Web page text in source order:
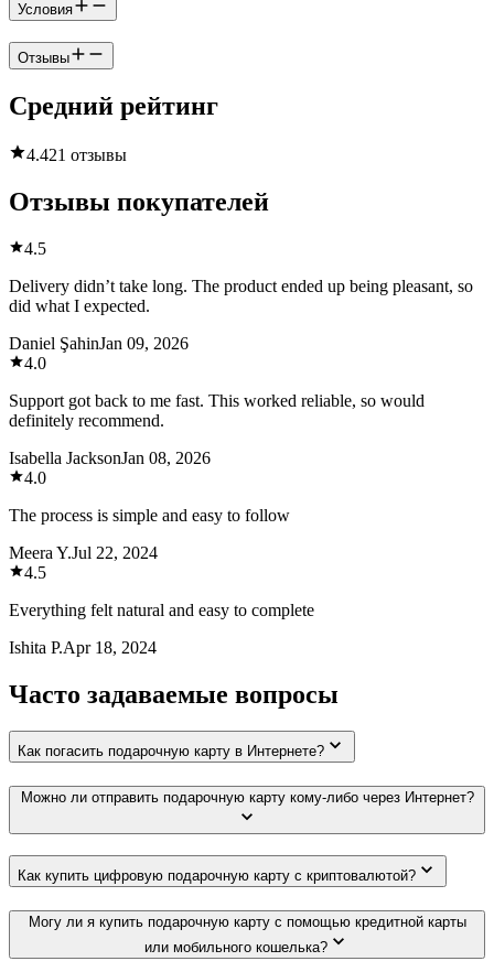
Условия
Отзывы
Средний рейтинг
4.421 отзывы
Отзывы покупателей
4.5
Delivery didn’t take long. The product ended up being pleasant, so
did what I expected.
Daniel ŞahinJan 09, 2026
4.0
Support got back to me fast. This worked reliable, so would
definitely recommend.
Isabella JacksonJan 08, 2026
4.0
The process is simple and easy to follow
Meera Y.Jul 22, 2024
4.5
Everything felt natural and easy to complete
Ishita P.Apr 18, 2024
Часто задаваемые вопросы
Как погасить подарочную карту в Интернете?
Можно ли отправить подарочную карту кому-либо через Интернет?
Как купить цифровую подарочную карту с криптовалютой?
Могу ли я купить подарочную карту с помощью кредитной карты
или мобильного кошелька?